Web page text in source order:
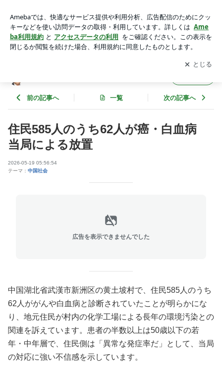
友 オフィシャルブログ
アプリをダウンロードして ブログの更新通知
を受け取りまし
ょう。
開く
前の記事へ 一覧 次の記事へ
住民585人のうち62人が癌・白血病
当局による放置
2026-05-19 05:56:54
テーマ： 中国社会
広告を表示できませんでした
中国湖北省武漢市新洲区の黄土坡村で、住民585人のうち
62人ががんや白血病と診断されていたことが明らかにな
り、地元住民が村内の化学工場による長年の環境汚染との
関連を訴えています。患者の半数以上は50歳以下の若
年・中年層で、住民側は「異常な発症率だ」として、当局
の対応に強い不信感を示しています。